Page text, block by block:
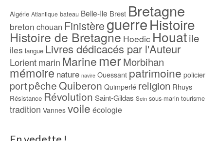
Algérie Atlantique bateau Belle-Ile Brest Bretagne
breton chouan FinistèreguerreHistoire
Histoire de Bretagne Hoedic Houatile
iles langue Livres dédicacés par l'Auteur
Lorientmarin Marine merMorbihan
mémoire nature navire Ouessant patrimoine policier
portpêcheQuiberon Quimperlé religion Rhuys
Résistance Révolution Saint-Gildas Sein sous-marin tourisme
tradition Vannes voile écologie